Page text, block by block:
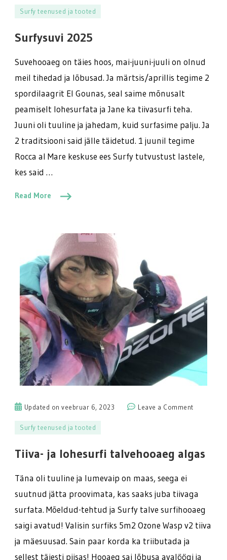
Surfy teenused ja tooted
Surfysuvi 2025
Suvehooaeg on täies hoos, mai-juuni-juuli on olnud
meil tihedad ja lõbusad. Ja märtsis/aprillis tegime 2
spordilaagrit El Gounas, seal saime mõnusalt
peamiselt lohesurfata ja Jane ka tiivasurfi teha.
Juuni oli tuuline ja jahedam, kuid surfasime palju. Ja
2 traditsiooni said jälle täidetud. 1 juunil tegime
Rocca al Mare keskuse ees Surfy tutvustust lastele,
kes said …
Read More
Updated onveebruar 6, 2023 Leave a Commenton
Surfy teenused ja tooted
Tiiva- ja lohesurfi talvehooaeg algas
Täna oli tuuline ja lumevaip on maas, seega ei
suutnud jätta proovimata, kas saaks juba tiivaga
surfata. Mõeldud-tehtud ja Surfy talve surfihooaeg
saigi avatud! Valisin surfiks 5m2 Ozone Wasp v2 tiiva
ja mäesuusad. Sain paar korda ka triibutada ja
sellest täiesti piisas! Hooaeg sai lõbusa avalöögi ja